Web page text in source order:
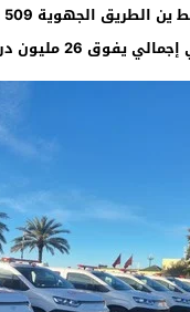
يفوق 26 مليون درهم.